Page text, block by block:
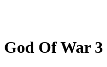
God Of War 3